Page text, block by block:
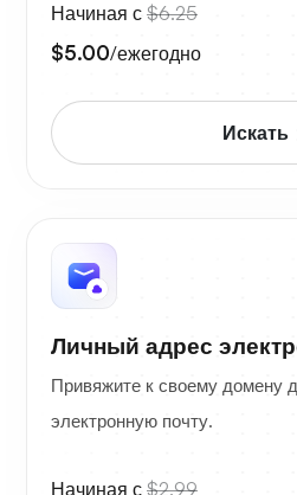
Начиная с $6.25
$5.00/ежегодно
Искать
Личный адрес
Привяжите к своему домену
электронную почту.
Начиная с $2.99